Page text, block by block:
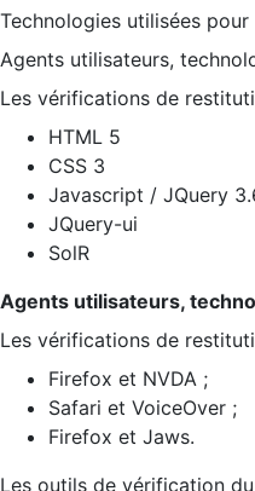
Technologies utilisées
Agents utilisateurs,
Les vérifications de
HTML 5
CSS 3
Javascript / JQuery
JQuery-ui
SolR
Agents utilisateurs,
Les vérifications de
Firefox et NVDA ;
Safari et VoiceOver ;
Firefox et Jaws.
Les outils de vérification